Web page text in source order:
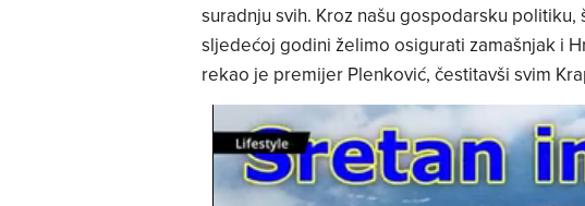
suradnju svih. Kroz našu gospodarsku
sljedećoj godini želimo osigurati zamašnjak i
rekao je premijer Plenković, čestitavši svim